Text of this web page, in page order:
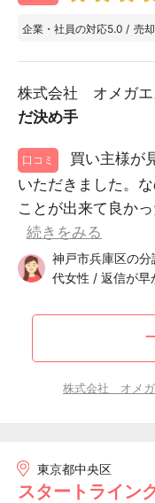
企業・社員の対応5.0 / 売
株式会社 オメガエ
だ決め手
口コミ
買い主様が
いただきました。
ことが出来て良か
続きをみる
神戸市兵庫区の
代女性 / 返信が早
株式会社 オメガ
東京都中央区
スタートライン